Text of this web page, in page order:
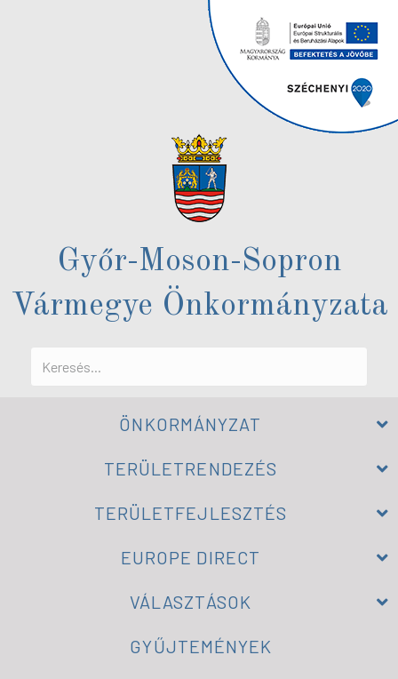
Győr-Moson-Sopron
Vármegye Önkormányzata
ÖNKORMÁNYZAT
TERÜLETRENDEZÉS
TERÜLETFEJLESZTÉS
EUROPE DIRECT
VÁLASZTÁSOK
GYŰJTEMÉNYEK